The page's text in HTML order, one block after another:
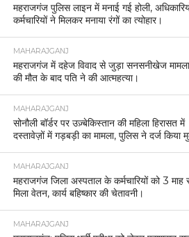
महराजगंज पुलिस लाइन में मनाई गई होली,
कर्मचारियों ने मिलकर मनाया रंगों का त्योहार।
MAHARAJGANJ
महराजगंज में दहेज विवाद से जुड़ा सनसनीखेज
की मौत के बाद पति ने की आत्महत्या।
MAHARAJGANJ
सोनौली बॉर्डर पर उज़्बेकिस्तान की महिला हिरासत में
दस्तावेज़ों में गड़बड़ी का मामला, पुलिस ने दर्ज किया
MAHARAJGANJ
महराजगंज जिला अस्पताल के कर्मचारियों को 3 माह
मिला वेतन, कार्य बहिष्कार की चेतावनी।
MAHARAJGANJ